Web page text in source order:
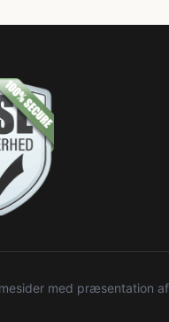
med præsentation